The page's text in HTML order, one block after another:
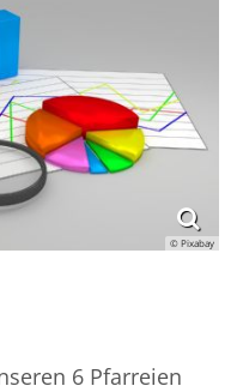
© Pixabay
6 Pfarreien